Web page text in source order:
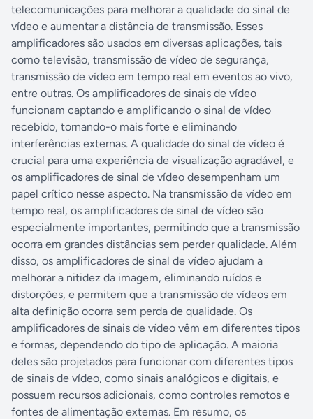
telecomunicações para melhorar a qualidade do sinal de
vídeo e aumentar a distância de transmissão. Esses
amplificadores são usados ​​em diversas aplicações, tais
como televisão, transmissão de vídeo de segurança,
transmissão de vídeo em tempo real em eventos ao vivo,
entre outras. Os amplificadores de sinais de vídeo
funcionam captando e amplificando o sinal de vídeo
recebido, tornando-o mais forte e eliminando
interferências externas. A qualidade do sinal de vídeo é
crucial para uma experiência de visualização agradável, e
os amplificadores de sinal de vídeo desempenham um
papel crítico nesse aspecto. Na transmissão de vídeo em
tempo real, os amplificadores de sinal de vídeo são
especialmente importantes, permitindo que a transmissão
ocorra em grandes distâncias sem perder qualidade. Além
disso, os amplificadores de sinal de vídeo ajudam a
melhorar a nitidez da imagem, eliminando ruídos e
distorções, e permitem que a transmissão de vídeos em
alta definição ocorra sem perda de qualidade. Os
amplificadores de sinais de vídeo vêm em diferentes tipos
e formas, dependendo do tipo de aplicação. A maioria
deles são projetados para funcionar com diferentes tipos
de sinais de vídeo, como sinais analógicos e digitais, e
possuem recursos adicionais, como controles remotos e
fontes de alimentação externas. Em resumo, os